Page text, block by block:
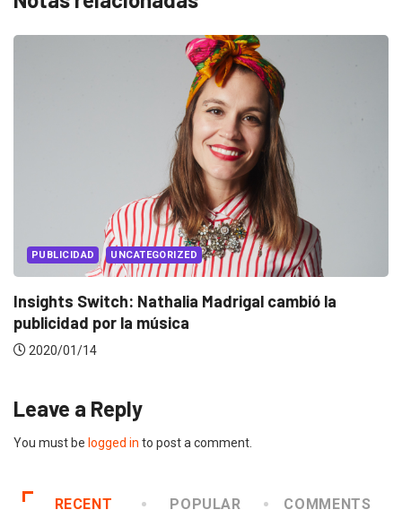
PUBLICIDAD UNCATEGORIZED
Insights Switch: Nathalia Madrigal cambió la
publicidad por la música
2020/01/14
Leave a Reply
You must be logged in to post a comment.
RECENT POPULAR COMMENTS